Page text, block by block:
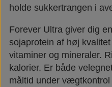
holde sukkertrangen i
Forever Ultra giver dig
sojaprotein af høj
vitaminer og mineraler.
kalorier. Er både
måltid under